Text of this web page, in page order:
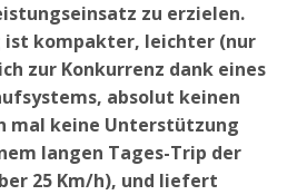
zu erzielen.
ist kompakter, leichter (nur
zur Konkurrenz dank eines
absolut keinen
mal keine Unterstützung
langen Tages-Trip der
25 Km/h), und liefert